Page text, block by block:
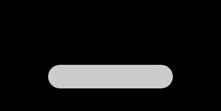
самого мужского общества, которое подавляет
женскую сексуальность, сводя всё к этому
самому миньету. Сделала? Можешь идти гулять.
Мужчин не интересует женская сексуальность